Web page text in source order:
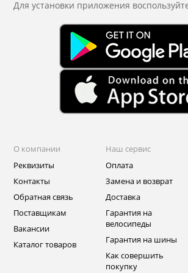
Для установки приложения
О компании
Реквизиты
Контакты
Обратная связь
Поставщикам
Вакансии
Каталог товаров
Наш сервис
Оплата
Замена и возврат
Доставка
Гарантия на
велосипеды
Гарантия на шины
Как совершить
покупку